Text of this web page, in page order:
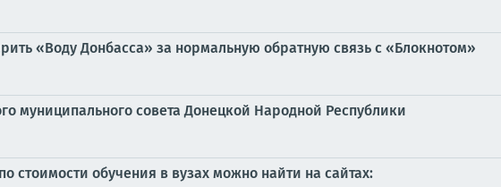
«Воду Донбасса» за нормальную обратную связь с «Блокнотом»
муниципального совета Донецкой Народной Республики
обучения в вузах можно найти на сайтах: